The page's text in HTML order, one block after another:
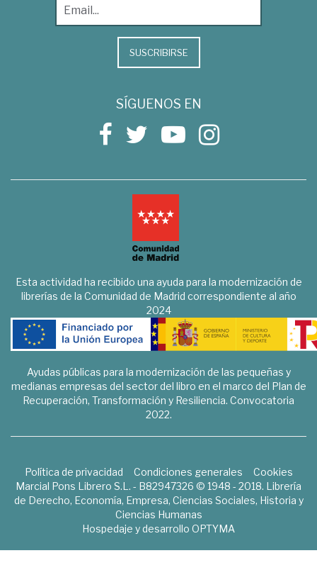
SUSCRIBIRSE
SÍGUENOS EN
Esta actividad ha recibido una ayuda para la modernización de
librerías de la Comunidad de Madrid correspondiente al año
2024
Ayudas públicas para la modernización de las pequeñas y
medianas empresas del sector del libro en el marco del Plan de
Recuperación, Transformación y Resiliencia. Convocatoria
2022.
Política de privacidad Condiciones generales
Cookies
Marcial Pons Librero S.L. - B82947326 © 1948 - 2018. Librería
de Derecho, Economía, Empresa, Ciencias Sociales, Historia y
Ciencias Humanas
Hospedaje y desarrollo OPTYMA